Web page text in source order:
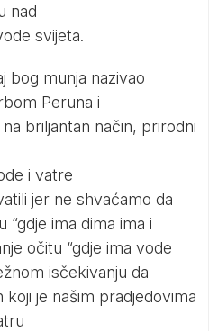
nad
svijeta.
bog munja nazivao
Peruna i
briljantan način, prirodni
i vatre
jer ne shvaćamo da
ima dima ima i
očitu “gdje ima vode
isčekivanju da
je našim pradjedovima